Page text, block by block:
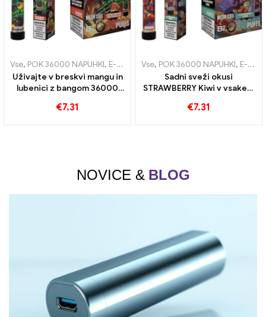
Vse, POK 36000 NAPUHKI, E-cigarete za enkratno uporabo ,E-
Uživajte v breskvi mangu in
lubenici z bangom 36000
enkratno uporabo in
€7.31
Vse, POK 36000 NAPUHKI, E-cigarete za enkratno uporabo
Sadni sveži okusi
STRAWBERRY Kiwi v vsakem
E-cigareta za enkratno
€7.31
NOVICE & BLOG